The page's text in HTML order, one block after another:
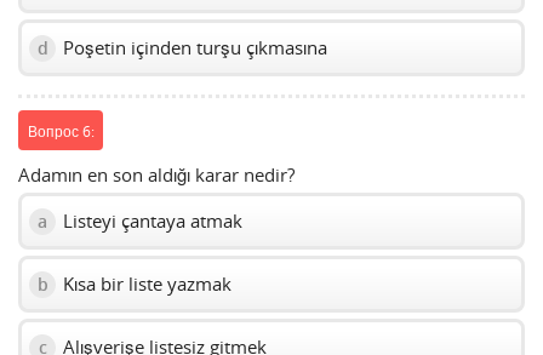
d Poşetin içinden turşu çıkmasına
Вопрос 6:
Adamın en son aldığı karar nedir?
a Listeyi çantaya atmak
b Kısa bir liste yazmak
c Alışverişe listesiz gitmek